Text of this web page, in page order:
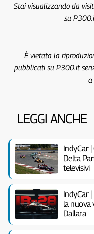
Stai visualizzando da
su
È vietata la
pubblicati su P300.it
a
LEGGI ANCHE
IndyCar
Delta
televisivi
IndyCar
la nuova
Dallara